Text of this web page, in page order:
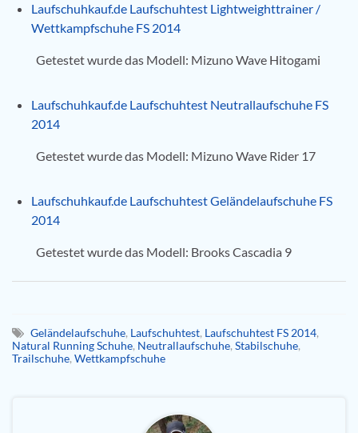
Laufschuhkauf.de Laufschuhtest Lightweighttrainer /
Wettkampfschuhe FS 2014
Getestet wurde das Modell: Mizuno Wave Hitogami
Laufschuhkauf.de Laufschuhtest Neutrallaufschuhe FS
2014
Getestet wurde das Modell: Mizuno Wave Rider 17
Laufschuhkauf.de Laufschuhtest Geländelaufschuhe FS
2014
Getestet wurde das Modell: Brooks Cascadia 9
Geländelaufschuhe, Laufschuhtest, Laufschuhtest FS 2014,
Natural Running Schuhe, Neutrallaufschuhe, Stabilschuhe,
Trailschuhe, Wettkampfschuhe